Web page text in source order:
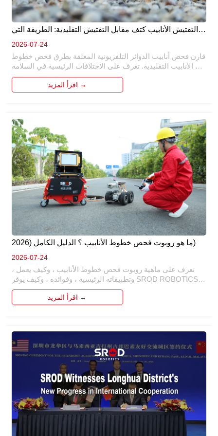
التفتيش الأنابيب كتف مقابل التفتيش التقليدية: الطريقة التي
2026-07-24
قارن فحص أنابيب الدوائر التلفزيونية المغلقة بطرق فحص خطوط
الأنابيب التقليدية. تعرف على الاختلافات الرئيسية في السلامة
والكفاءة والدقة والتكلفة ولماذا أصبح الفحص الآلي هو الحل
اقرأ المزيد →
ما هو روبوت فحص خطوط الأنابيب ؟ الدليل الكامل (2026)
2026-07-24
تعرف على ماهية روبوت فحص خطوط الأنابيب ، وكيف يعمل ،
وتطبيقاته الرئيسية ، وفوائده ، وكيف يوفر SROD ROBOTICS
حلول فحص روبوتية ذكية لأنظمة خطوط الأنابيب البلدية
والصناعية وتحت الأرض.
اقرأ المزيد →